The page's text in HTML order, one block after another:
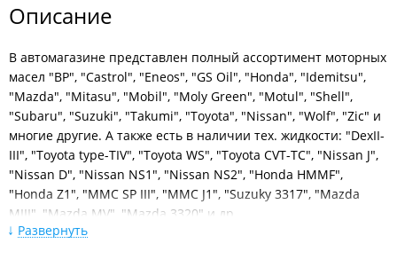
Описание
В автомагазине представлен полный ассортимент моторных
масел "BP", "Castrol", "Eneos", "GS Oil", "Honda", "Idemitsu",
"Mazda", "Mitasu", "Mobil", "Moly Green", "Motul", "Shell",
"Subaru", "Suzuki", "Takumi", "Toyota", "Nissan", "Wolf", "Zic" и
многие другие. А также есть в наличии тех. жидкости: "DexII-
III", "Toyota type-TIV", "Toyota WS", "Toyota CVT-TC", "Nissan J",
"Nissan D", "Nissan NS1", "Nissan NS2", "Honda HMMF",
"Honda Z1", "MMC SP III", "MMC J1", "Suzuky 3317", "Mazda
MIII", "Mazda MV", "Mazda 3320" и др.
Все виды услуг станции замены масла:
Развернуть